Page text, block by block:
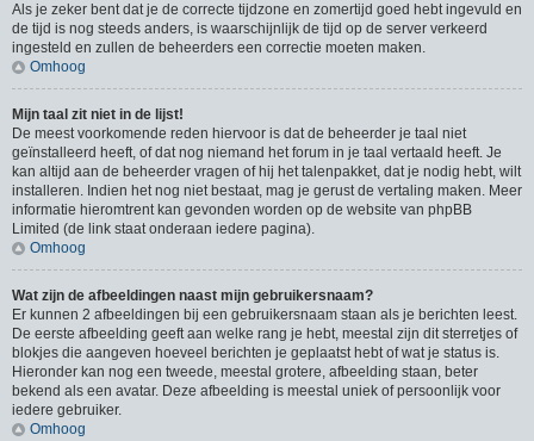
Als je zeker bent dat je de correcte tijdzone en zomertijd goed hebt ingevuld en
de tijd is nog steeds anders, is waarschijnlijk de tijd op de server verkeerd
ingesteld en zullen de beheerders een correctie moeten maken.
Omhoog
Mijn taal zit niet in de lijst!
De meest voorkomende reden hiervoor is dat de beheerder je taal niet
geïnstalleerd heeft, of dat nog niemand het forum in je taal vertaald heeft. Je
kan altijd aan de beheerder vragen of hij het talenpakket, dat je nodig hebt, wilt
installeren. Indien het nog niet bestaat, mag je gerust de vertaling maken. Meer
informatie hieromtrent kan gevonden worden op de website van phpBB
Limited (de link staat onderaan iedere pagina).
Omhoog
Wat zijn de afbeeldingen naast mijn gebruikersnaam?
Er kunnen 2 afbeeldingen bij een gebruikersnaam staan als je berichten leest.
De eerste afbeelding geeft aan welke rang je hebt, meestal zijn dit sterretjes of
blokjes die aangeven hoeveel berichten je geplaatst hebt of wat je status is.
Hieronder kan nog een tweede, meestal grotere, afbeelding staan, beter
bekend als een avatar. Deze afbeelding is meestal uniek of persoonlijk voor
iedere gebruiker.
Omhoog